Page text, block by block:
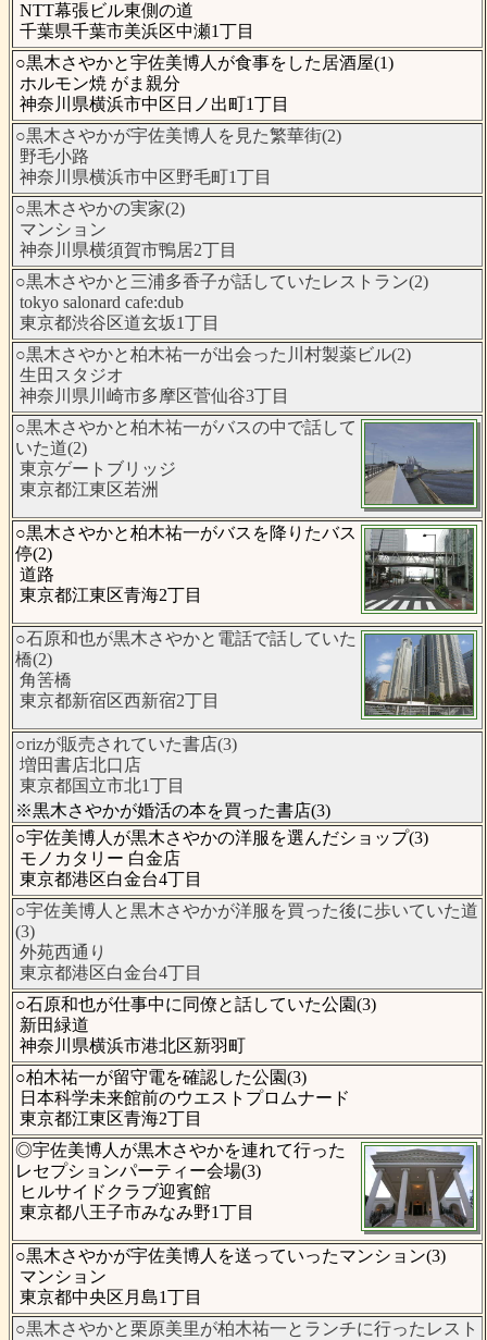
NTT幕張ビル東側の道
千葉県千葉市美浜区中瀬1丁目
○黒木さやかと宇佐美博人が食事をした居酒屋(1)
ホルモン焼 がま親分
神奈川県横浜市中区日ノ出町1丁目
○黒木さやかが宇佐美博人を見た繁華街(2)
野毛小路
神奈川県横浜市中区野毛町1丁目
○黒木さやかの実家(2)
マンション
神奈川県横須賀市鴨居2丁目
○黒木さやかと三浦多香子が話していたレストラン(2)
tokyo salonard cafe:dub
東京都渋谷区道玄坂1丁目
○黒木さやかと柏木祐一が出会った川村製薬ビル(2)
生田スタジオ
神奈川県川崎市多摩区菅仙谷3丁目
○黒木さやかと柏木祐一がバスの中で話して
いた道(2)
東京ゲートブリッジ
東京都江東区若洲
○黒木さやかと柏木祐一がバスを降りたバス
停(2)
道路
東京都江東区青海2丁目
○石原和也が黒木さやかと電話で話していた
橋(2)
角筈橋
東京都新宿区西新宿2丁目
○rizが販売されていた書店(3)
増田書店北口店
東京都国立市北1丁目
※黒木さやかが婚活の本を買った書店(3)
○宇佐美博人が黒木さやかの洋服を選んだショップ(3)
モノカタリー 白金店
東京都港区白金台4丁目
○宇佐美博人と黒木さやかが洋服を買った後に歩いていた道
(3)
外苑西通り
東京都港区白金台4丁目
○石原和也が仕事中に同僚と話していた公園(3)
新田緑道
神奈川県横浜市港北区新羽町
○柏木祐一が留守電を確認した公園(3)
日本科学未来館前のウエストプロムナード
東京都江東区青海2丁目
◎宇佐美博人が黒木さやかを連れて行った
レセプションパーティー会場(3)
ヒルサイドクラブ迎賓館
東京都八王子市みなみ野1丁目
○黒木さやかが宇佐美博人を送っていったマンション(3)
マンション
東京都中央区月島1丁目
○黒木さやかと栗原美里が柏木祐一とランチに行ったレスト